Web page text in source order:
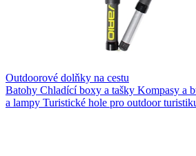
Outdoorové dolňky na cestu
Batohy Chladící boxy a tašky Kompasy a
a lampy Turistické hole pro outdoor